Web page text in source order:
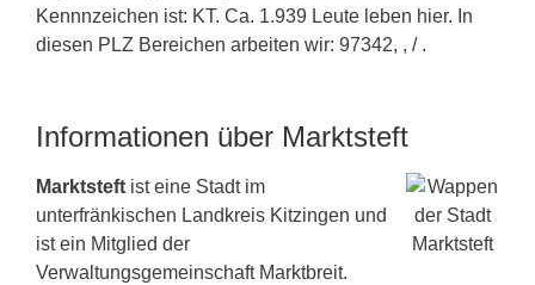
Kennnzeichen ist: KT. Ca. 1.939 Leute leben hier. In
diesen PLZ Bereichen arbeiten wir: 97342, , / .
Informationen über Marktsteft
Marktsteft ist eine Stadt im
unterfränkischen Landkreis Kitzingen und
ist ein Mitglied der
Verwaltungsgemeinschaft Marktbreit.